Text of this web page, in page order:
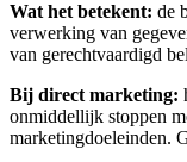
Wat het betekent: de
verwerking van
van gerechtvaardigd
Bij direct marketing:
onmiddellijk stoppen
marketingdoeleinden.